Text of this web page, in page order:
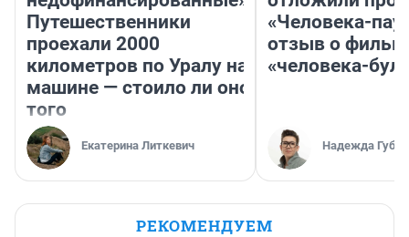
Путешественники
проехали 2000
километров по Уралу на
машине — стоило ли оно
того
Екатерина Литкевич
«Человека-
отзыв о
«человека-
Надежда
РЕКОМЕНДУЕМ